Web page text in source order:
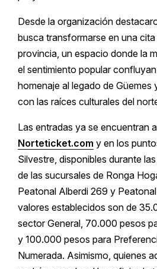
Desde la organización
busca transformarse en una
provincia, un espacio donde la
el sentimiento popular
homenaje al legado de
con las raíces culturales del
Las entradas ya se encuentran
Norteticket.com y en los
Silvestre, disponibles durante
de las sucursales de Ronga
Peatonal Alberdi 269 y
valores establecidos son de
sector General, 70.000 pesos
y 100.000 pesos para
Numerada. Asimismo, quienes